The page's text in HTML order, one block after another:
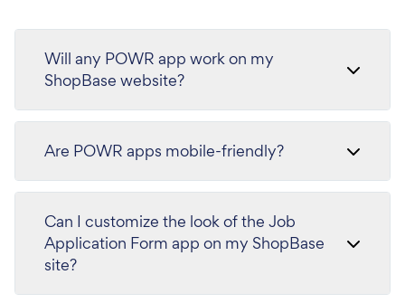
Will any POWR app work on my
ShopBase website?
Are POWR apps mobile-friendly?
Can I customize the look of the Job
Application Form app on my ShopBase
site?